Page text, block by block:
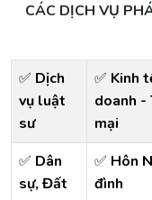
CÁC DỊCH VỤ
✅ Dịch
vụ luật
sư
✅ Kinh
doanh -
mại
✅ Dân
sự, Đất
✅ Hôn
đình